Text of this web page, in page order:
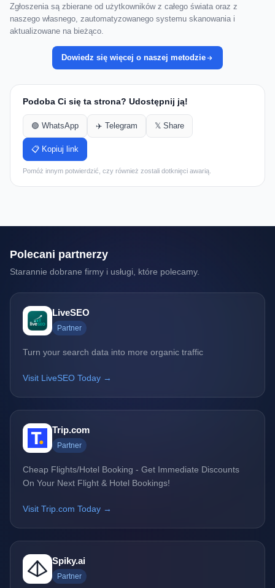
Zgłoszenia są zbierane od użytkowników z całego świata oraz z
naszego własnego, zautomatyzowanego systemu skanowania i
aktualizowane na bieżąco.
Dowiedz się więcej o naszej metodzie
Podoba Ci się ta strona? Udostępnij ją!
🟢 WhatsApp ✈️ Telegram 𝕏 Share
📋 Kopiuj link
Pomóż innym potwierdzić, czy również zostali dotknięci awarią.
Polecani partnerzy
Starannie dobrane firmy i usługi, które polecamy.
LiveSEO
Partner
Turn your search data into more organic traffic
Visit LiveSEO Today →
Trip.com
Partner
Cheap Flights/Hotel Booking - Get Immediate Discounts
On Your Next Flight & Hotel Bookings!
Visit Trip.com Today →
Spiky.ai
Partner